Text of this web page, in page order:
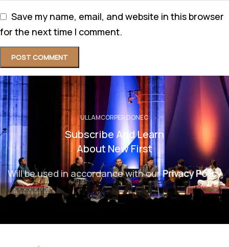
Save my name, email, and website in this browser
for the next time I comment.
ULLAMCORPER DONEC
Subscribe And Learn
About New First
Will be used in accordance with ourPrivacy Policy